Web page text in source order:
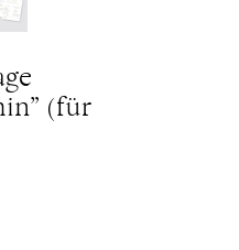
(für